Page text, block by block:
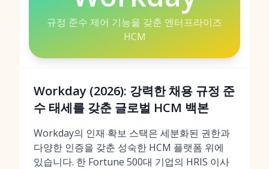
규정 준수 제어 기능을 갖춘 엔터프라이즈
HCM
Workday (2026): 강력한 채용 규정 준
수 태세를 갖춘 글로벌 HCM 백본
Workday의 인재 확보 스택은 세분화된 권한과
다양한 인증을 갖춘 성숙한 HCM 플랫폼 위에
있습니다. 한 Fortune 500대 기업의 HRIS 이사